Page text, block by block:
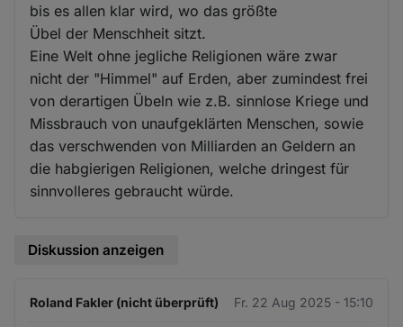
bis es allen klar wird, wo das größte
Übel der Menschheit sitzt.
Eine Welt ohne jegliche Religionen wäre zwar
nicht der "Himmel" auf Erden, aber zumindest frei
von derartigen Übeln wie z.B. sinnlose Kriege und
Missbrauch von unaufgeklärten Menschen, sowie
das verschwenden von Milliarden an Geldern an
die habgierigen Religionen, welche dringest für
sinnvolleres gebraucht würde.
Diskussion anzeigen
Roland Fakler (nicht überprüft) Fr. 22 Aug 2025 - 15:10